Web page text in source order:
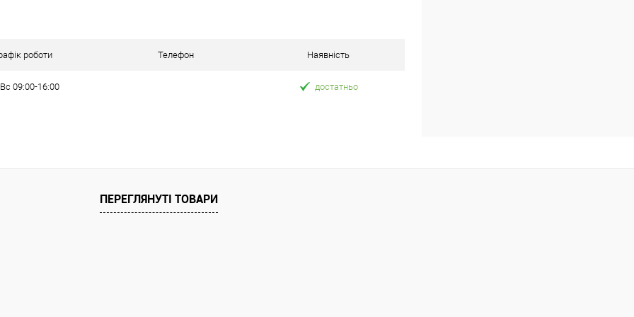
передоплати (упаковку оплачує
роботи Телефон Наявність
09:00-16:00 достатньо
ПЕРЕГЛЯНУТІ ТОВАРИ